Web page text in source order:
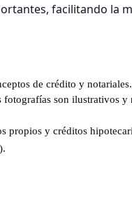
facilitando la
de crédito y notariales.
son ilustrativos
propios y créditos